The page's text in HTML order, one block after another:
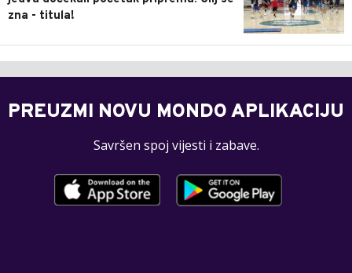
zna - titula!
PREUZMI NOVU MONDO APLIKACIJU
Savršen spoj vijesti i zabave.